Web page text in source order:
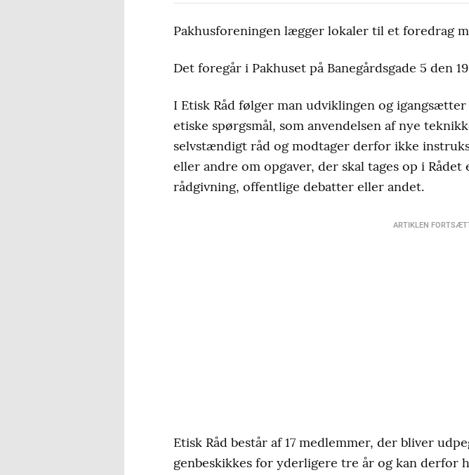
Pakhusforeningen lægger lokaler til et foredrag
Det foregår i Pakhuset på Banegårdsgade 5 den
I Etisk Råd følger man udviklingen og
etiske spørgsmål, som anvendelsen af nye
selvstændigt råd og modtager derfor ikke
eller andre om opgaver, der skal tages op i
rådgivning, offentlige debatter eller andet.
ARTIKLEN
Etisk Råd består af 17 medlemmer, der bliver
genbeskikkes for yderligere tre år og kan derfor